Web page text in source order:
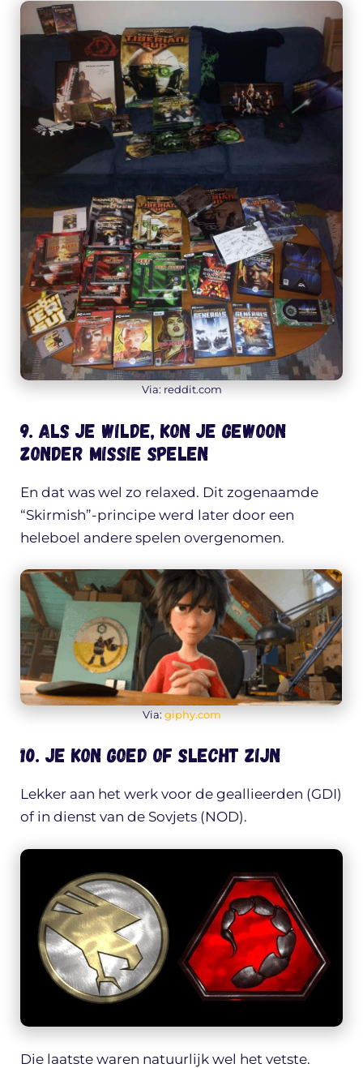
Via: reddit.com
9. Als je wilde, kon je gewoon
zonder missie spelen
En dat was wel zo relaxed. Dit zogenaamde
“Skirmish”-principe werd later door een
heleboel andere spelen overgenomen.
Via: giphy.com
10. Je kon goed of slecht zijn
Lekker aan het werk voor de geallieerden (GDI)
of in dienst van de Sovjets (NOD).
Die laatste waren natuurlijk wel het vetste.